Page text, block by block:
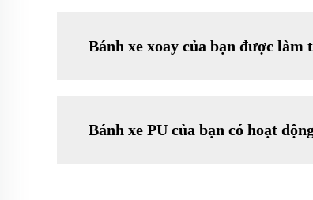
Bánh xe xoay của bạn được làm
Bánh xe PU của bạn có hoạt